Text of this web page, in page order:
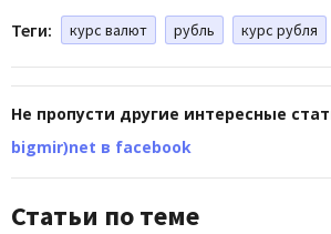
Теги: курс валют рубль курс рубля
Не пропусти другие интересные
bigmir)net в facebook
Статьи по теме